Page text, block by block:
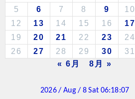
5
6 7 8 9 10
12
13 14 15 16 17
19
20 21 22 23 24
26
27 28 29 30
31
« 6月
8月 »